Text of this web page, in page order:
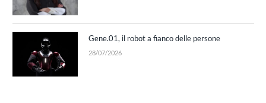
Gene.01, il robot a fianco delle persone
28/07/2026